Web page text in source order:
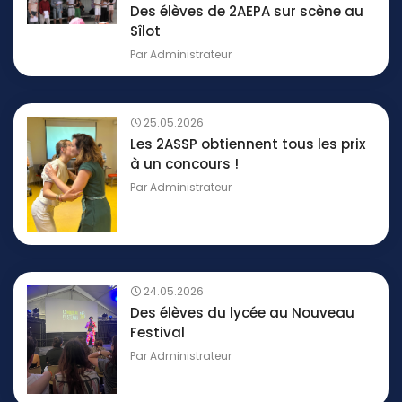
Des élèves de 2AEPA sur scène au
Sîlot
ParAdministrateur
25.05.2026
Les 2ASSP obtiennent tous les prix
à un concours !
ParAdministrateur
24.05.2026
Des élèves du lycée au Nouveau
Festival
ParAdministrateur